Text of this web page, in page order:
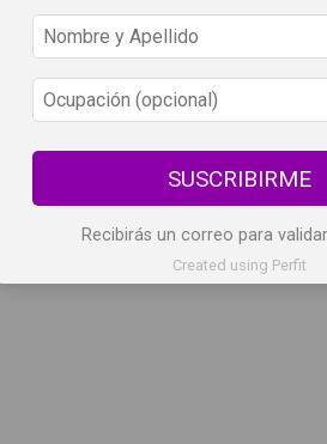
SUSCRIBIRME
Recibirás un correo para
Created using Perfit